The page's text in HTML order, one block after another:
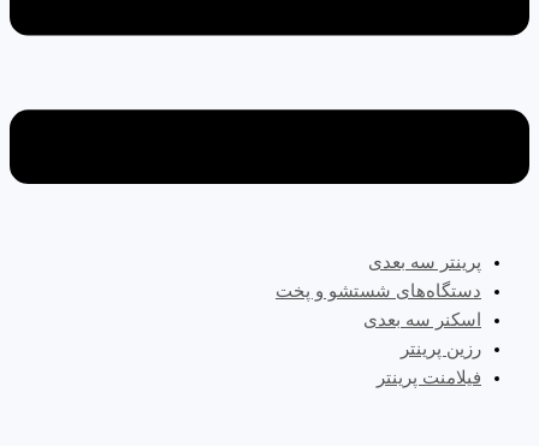
پرینتر سه‌ بعدی
دستگاه‌های شستشو و پخت
اسکنر سه بعدی
رزین پرینتر
فیلامنت پرینتر